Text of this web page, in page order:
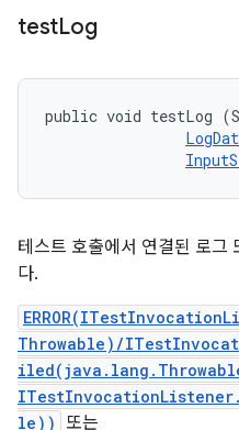
testLog
public void testLog
테스트 호출에서 연결된 로그
다.
Throwable)/
le))
또는